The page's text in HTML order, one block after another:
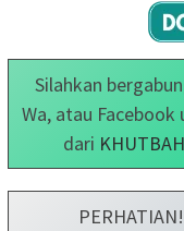
Silahkan
Wa, atau
dari